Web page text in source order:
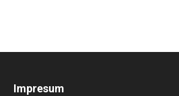
Impresum